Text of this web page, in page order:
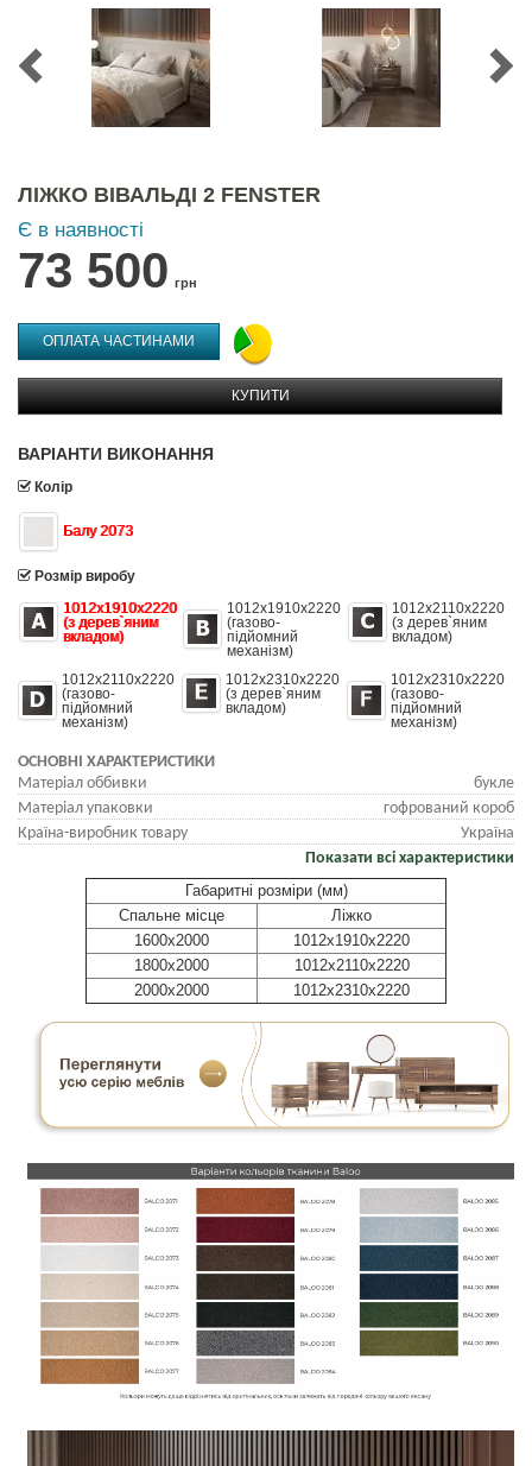
ЛІЖКО ВІВАЛЬДІ 2 FENSTER
Є в наявності
73 500 грн
ОПЛАТА ЧАСТИНАМИ
КУПИТИ
ВАРІАНТИ ВИКОНАННЯ
Колір
Балу 2073
Розмір виробу
1012х1910х2220
(з дерев`яним
вкладом)
1012х1910х2220
(газово-
підйомний
механізм)
1012х2110х2220
(з дерев`яним
вкладом)
1012х2110х2220
(газово-
підйомний
механізм)
1012х2310х2220
(з дерев`яним
вкладом)
1012х2310х2220
(газово-
підйомний
механізм)
ОСНОВНІ ХАРАКТЕРИСТИКИ
Матеріал оббивки
букле
Матеріал упаковки
гофрований короб
Країна-виробник товару
Україна
Показати всі характеристики
Габаритні розміри (мм)
Cпальне місце
Ліжко
1600х2000
1012х1910х2220
1800х2000
1012х2110х2220
2000х2000
1012х2310х2220